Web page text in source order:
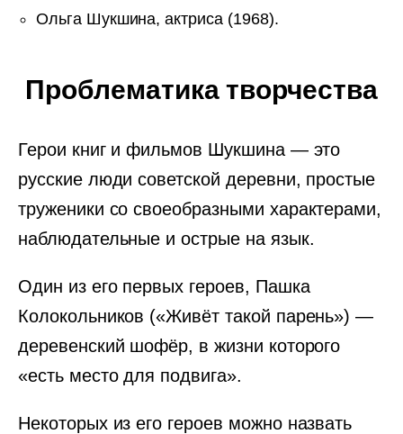
Ольга Шукшина, актриса (1968).
Проблематика творчества
Герои книг и фильмов Шукшина — это
русские люди советской деревни, простые
труженики со своеобразными характерами,
наблюдательные и острые на язык.
Один из его первых героев, Пашка
Колокольников («Живёт такой парень») —
деревенский шофёр, в жизни которого
«есть место для подвига».
Некоторых из его героев можно назвать